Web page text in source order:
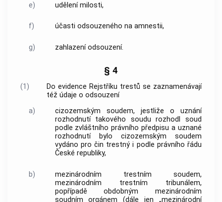
e) udělení milosti,
f) účasti odsouzeného na amnestii,
g) zahlazení odsouzení.
§ 4
(1)
Do evidence Rejstříku trestů se zaznamenávají
též údaje o odsouzení
a)
cizozemským soudem, jestliže o uznání
rozhodnutí takového soudu rozhodl soud
podle zvláštního právního předpisu a uznané
rozhodnutí bylo cizozemským soudem
vydáno pro čin trestný i podle právního řádu
České republiky,
b)
mezinárodním trestním soudem,
mezinárodním trestním tribunálem,
popřípadě obdobným mezinárodním
soudním orgánem (dále jen „mezinárodní